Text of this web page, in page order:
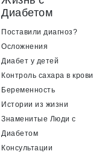
Диабетом
Поставили диагноз?
Осложнения
Диабет у детей
Контроль сахара в крови
Беременность
Истории из жизни
Знаменитые Люди с
Диабетом
Консультации